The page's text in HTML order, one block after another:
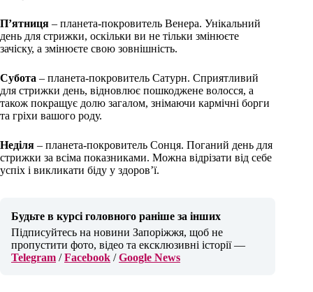
П’ятниця – планета-покровитель Венера. Унікальний
день для стрижки, оскільки ви не тільки змінюєте
зачіску, а змінюєте свою зовнішність.
Субота – планета-покровитель Сатурн. Сприятливий
для стрижки день, відновлює пошкоджене волосся, а
також покращує долю загалом, знімаючи кармічні борги
та гріхи вашого роду.
Неділя – планета-покровитель Сонця. Поганий день для
стрижки за всіма показниками. Можна відрізати від себе
успіх і викликати біду у здоров’ї.
Будьте в курсі головного раніше за інших
Підписуйтесь на новини Запоріжжя, щоб не
пропустити фото, відео та ексклюзивні історії —
Telegram /Facebook /Google News